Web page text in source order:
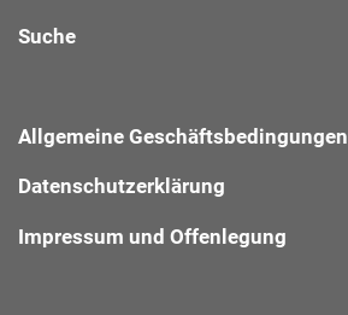
Suche
Allgemeine Geschäftsbedingungen
Datenschutzerklärung
Impressum und Offenlegung